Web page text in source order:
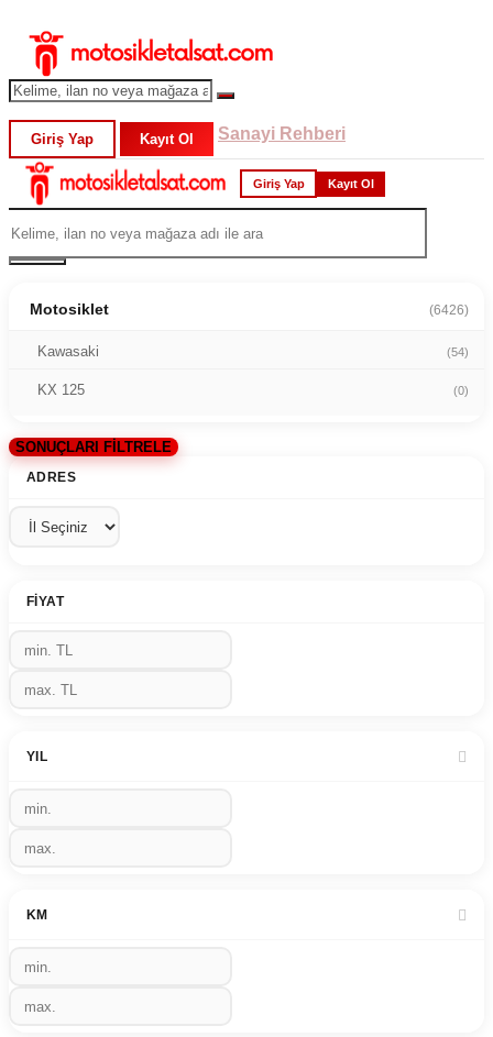
Giriş Yap Kayıt Ol Sanayi Rehberi
Giriş Yap Kayıt Ol
Motosiklet (6426)
Kawasaki (54)
KX 125 (0)
SONUÇLARI FİLTRELE
ADRES
FIYAT
YIL
KM